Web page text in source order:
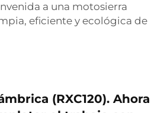
a una motosierra
eficiente y ecológica de
(RXC120). Ahora